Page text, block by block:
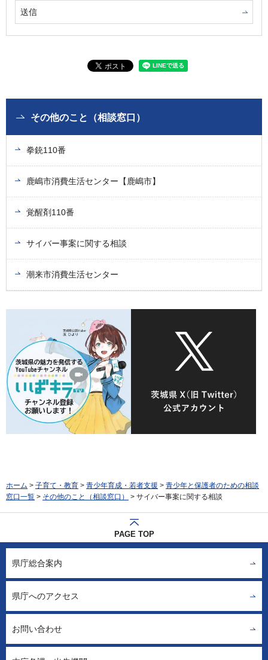
その他のこと（相談窓口）
拳銃110番
鹿嶋市消費生活センター【鹿嶋市】
覚醒剤110番
サイバー事案に関する相談
潮来市消費生活センター
ホーム > 子育て・教育 > 青少年育成・若者支援 > 青少年と保護者のための相談
窓口一覧 > その他のこと（相談窓口） > サイバー事案に関する相談
PAGE TOP
県庁総合案内
県庁へのアクセス
お問い合わせ